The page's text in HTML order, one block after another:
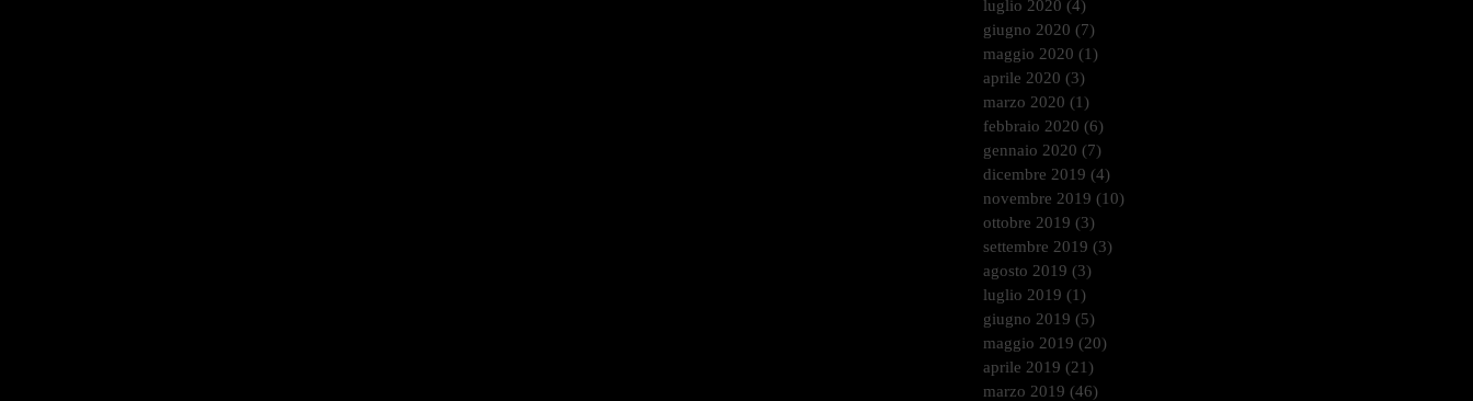
luglio 2020 (4)
giugno 2020 (7)
maggio 2020 (1)
aprile 2020 (3)
marzo 2020 (1)
febbraio 2020 (6)
gennaio 2020 (7)
dicembre 2019 (4)
novembre 2019 (10)
ottobre 2019 (3)
settembre 2019 (3)
agosto 2019 (3)
luglio 2019 (1)
giugno 2019 (5)
maggio 2019 (20)
aprile 2019 (21)
marzo 2019 (46)